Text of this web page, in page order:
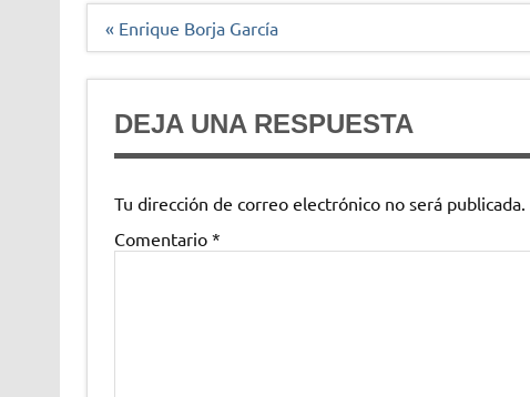
Navegación
« Enrique Borja García
DEJA UNA RESPUESTA
Tu dirección de correo electrónico no será publicada.
Comentario *